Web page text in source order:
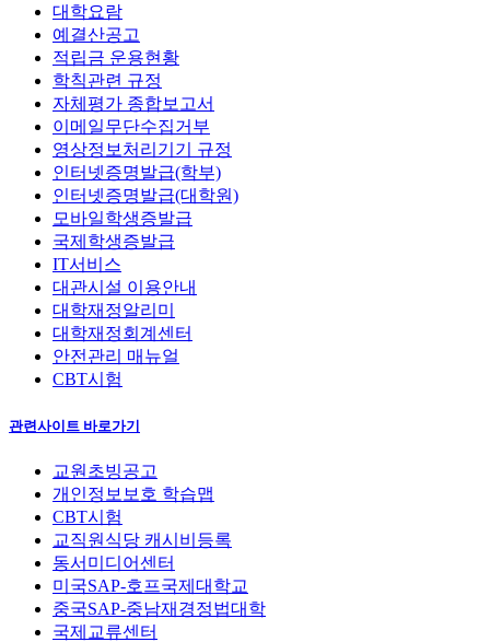
대학요람
예결산공고
적립금 운용현황
학칙관련 규정
자체평가 종합보고서
이메일무단수집거부
영상정보처리기기 규정
인터넷증명발급(학부)
인터넷증명발급(대학원)
모바일학생증발급
국제학생증발급
IT서비스
대관시설 이용안내
대학재정알리미
대학재정회계센터
안전관리 매뉴얼
CBT시험
관련사이트 바로가기
교원초빙공고
개인정보보호 학습맵
CBT시험
교직원식당 캐시비등록
동서미디어센터
미국SAP-호프국제대학교
중국SAP-중남재경정법대학
국제교류센터